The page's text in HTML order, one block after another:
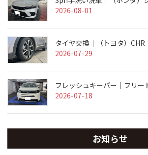
2026-08-01
タイヤ交換｜（トヨタ）CHR
2026-07-29
フレッシュキーパー｜フリー
2026-07-18
お知らせ